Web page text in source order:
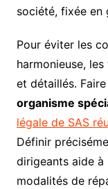
société, fixée en
Pour éviter les
harmonieuse,
et détaillés.
organisme
légale de SAS
Définir
dirigeants aide à
modalités de